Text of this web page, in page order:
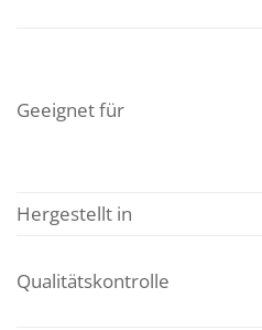
Geeignet für
Hergestellt in
Qualitätskontrolle